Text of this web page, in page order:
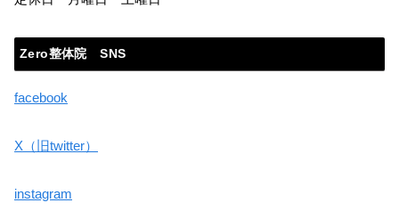
Zero整体院 SNS
facebook
X（旧twitter）
instagram